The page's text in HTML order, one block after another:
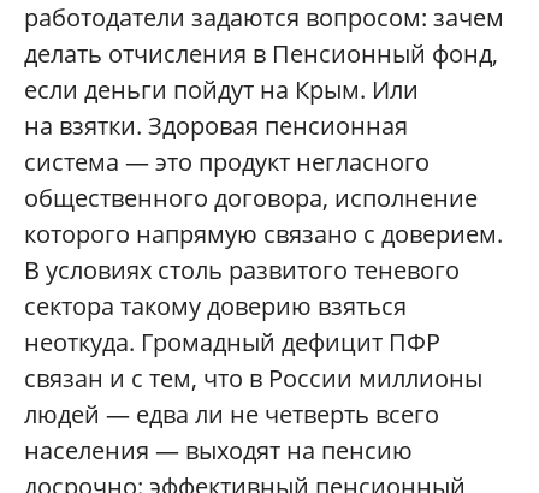
работодатели задаются вопросом: зачем
делать отчисления в Пенсионный фонд,
если деньги пойдут на Крым. Или
на взятки. Здоровая пенсионная
система — это продукт негласного
общественного договора, исполнение
которого напрямую связано с доверием.
В условиях столь развитого теневого
сектора такому доверию взяться
неоткуда. Громадный дефицит ПФР
связан и с тем, что в России миллионы
людей — едва ли не четверть всего
населения — выходят на пенсию